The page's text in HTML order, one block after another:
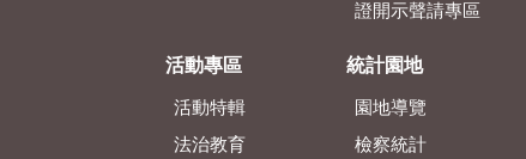
證開示聲請專區
活動專區
活動特輯
法治教育
統計園地
園地導覽
檢察統計